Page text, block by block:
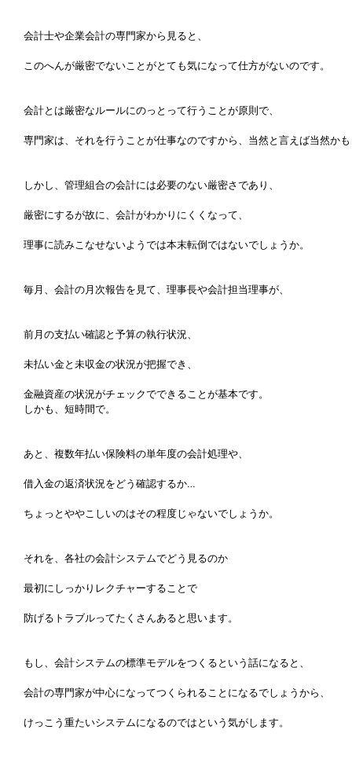
会計士や企業会計の専門家から見ると、
このへんが厳密でないことがとても気になって仕方がないのです。
会計とは厳密なルールにのっとって行うことが原則で、
専門家は、それを行うことが仕事なのですから、当然と言えば当然か
しかし、管理組合の会計には必要のない厳密さであり、
厳密にするが故に、会計がわかりにくくなって、
理事に読みこなせないようでは本末転倒ではないでしょうか。
毎月、会計の月次報告を見て、理事長や会計担当理事が、
前月の支払い確認と予算の執行状況、
未払い金と未収金の状況が把握でき、
金融資産の状況がチェックでできることが基本です。
しかも、短時間で。
あと、複数年払い保険料の単年度の会計処理や、
借入金の返済状況をどう確認するか…
ちょっとややこしいのはその程度じゃないでしょうか。
それを、各社の会計システムでどう見るのか
最初にしっかりレクチャーすることで
防げるトラブルってたくさんあると思います。
もし、会計システムの標準モデルをつくるという話になると、
会計の専門家が中心になってつくられることになるでしょうから、
けっこう重たいシステムになるのではという気がします。